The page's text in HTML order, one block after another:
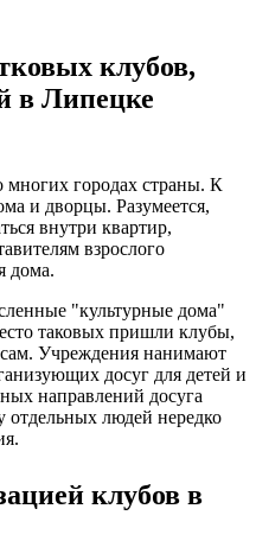
клубов,
в Липецке
многих городах страны. К
и дворцы. Разумеется,
внутри квартир,
взрослого
дома.
"культурные дома"
таковых пришли клубы,
Учреждения нанимают
досуг для детей и
направлений досуга
отдельных людей нередко
клубов в